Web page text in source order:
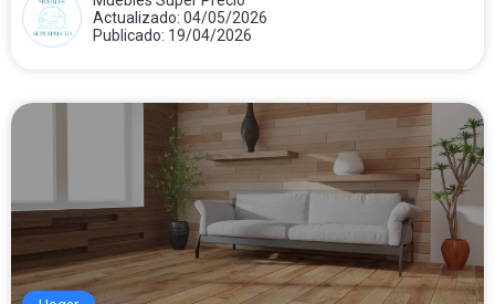
Actualizado: 04/05/2026
Publicado: 19/04/2026